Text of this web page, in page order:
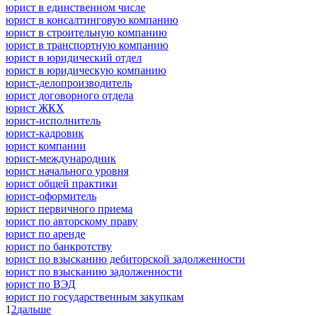
юрист в единственном числе
юрист в консалтинговую компанию
юрист в строительную компанию
юрист в транспортную компанию
юрист в юридический отдел
юрист в юридическую компанию
юрист-делопроизводитель
юрист договорного отдела
юрист ЖКХ
юрист-исполнитель
юрист-кадровик
юрист компании
юрист-международник
юрист начального уровня
юрист общей практики
юрист-оформитель
юрист первичного приема
юрист по авторскому праву
юрист по аренде
юрист по банкротству
юрист по взысканию дебиторской задолженности
юрист по взысканию задолженности
юрист по ВЭД
юрист по государственным закупкам
1 2дальше